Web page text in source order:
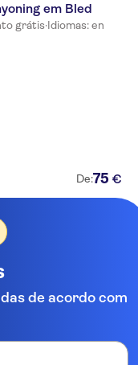
em Bled
grátis·Idiomas: en
De:75 €
de acordo com